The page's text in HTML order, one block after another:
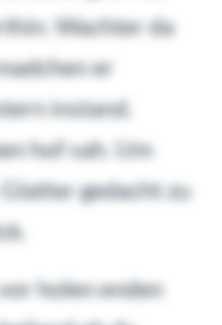
Wachter da
er
instand.
hof sah. Um
gedacht zu
holen enden